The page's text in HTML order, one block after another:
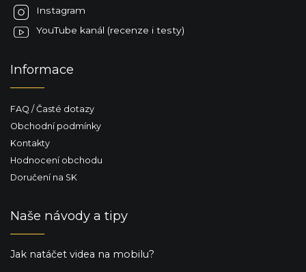
Instagram
YouTube kanál (recenze i testy)
Informace
FAQ / Časté dotazy
Obchodní podmínky
Kontakty
Hodnocení obchodu
Doručení na SK
Naše návody a tipy
Jak natáčet videa na mobilu?